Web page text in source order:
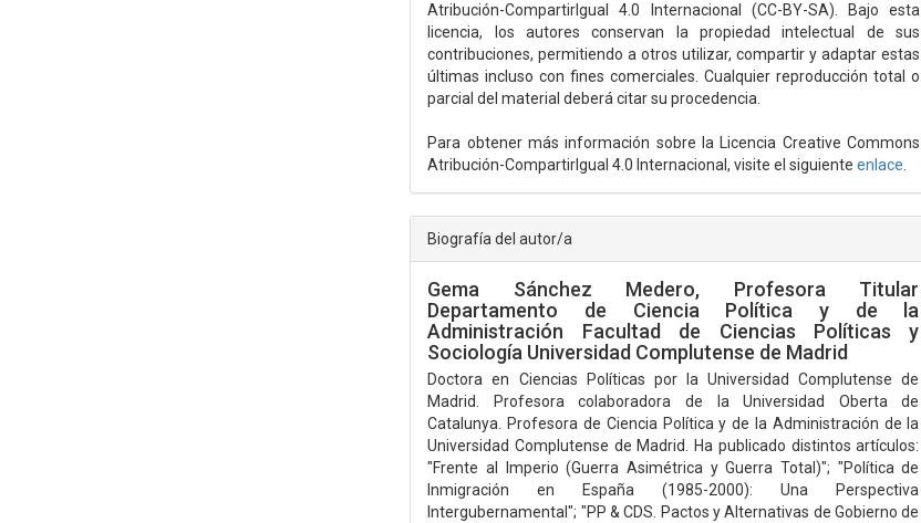
Atribución-CompartirIgual 4.0 Internacional (CC-BY-SA). Bajo esta
licencia, los autores conservan la propiedad intelectual de sus
contribuciones, permitiendo a otros utilizar, compartir y adaptar estas
últimas incluso con fines comerciales. Cualquier reproducción total o
parcial del material deberá citar su procedencia.
Para obtener más información sobre la Licencia Creative Commons
Atribución-CompartirIgual 4.0 Internacional, visite el siguienteenlace.
Biografía del autor/a
Gema Sánchez Medero, Profesora Titular
Departamento de Ciencia Política y de la
Administración Facultad de Ciencias Políticas y
Sociología Universidad Complutense de Madrid
Doctora en Ciencias Políticas por la Universidad Complutense de
Madrid. Profesora colaboradora de la Universidad Oberta de
Catalunya. Profesora de Ciencia Política y de la Administración de la
Universidad Complutense de Madrid. Ha publicado distintos artículos:
"Frente al Imperio (Guerra Asimétrica y Guerra Total)"; "Política de
Inmigración en España (1985-2000): Una Perspectiva
Intergubernamental"; "PP & CDS. Pactos y Alternativas de Gobierno de